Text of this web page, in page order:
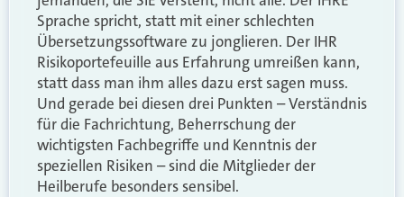
Sprache spricht, statt mit einer schlechten
Übersetzungssoftware zu jonglieren. Der IHR
Risikoportefeuille aus Erfahrung umreißen kann,
statt dass man ihm alles dazu erst sagen muss.
Und gerade bei diesen drei Punkten – Verständnis
für die Fachrichtung, Beherrschung der
wichtigsten Fachbegriffe und Kenntnis der
speziellen Risiken – sind die Mitglieder der
Heilberufe besonders sensibel.